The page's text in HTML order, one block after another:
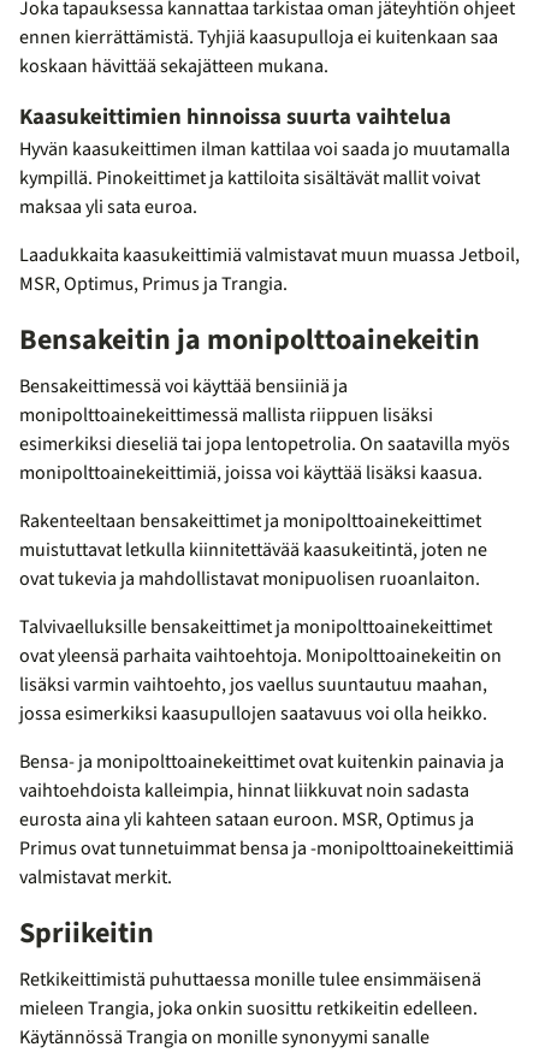
Joka tapauksessa kannattaa tarkistaa oman jäteyhtiön ohjeet
ennen kierrättämistä. Tyhjiä kaasupulloja ei kuitenkaan saa
koskaan hävittää sekajätteen mukana.
Kaasukeittimien hinnoissa suurta vaihtelua
Hyvän kaasukeittimen ilman kattilaa voi saada jo muutamalla
kympillä. Pinokeittimet ja kattiloita sisältävät mallit voivat
maksaa yli sata euroa.
Laadukkaita kaasukeittimiä valmistavat muun muassa Jetboil,
MSR, Optimus, Primus ja Trangia.
Bensakeitin ja monipolttoainekeitin
Bensakeittimessä voi käyttää bensiiniä ja
monipolttoainekeittimessä mallista riippuen lisäksi
esimerkiksi dieseliä tai jopa lentopetrolia. On saatavilla myös
monipolttoainekeittimiä, joissa voi käyttää lisäksi kaasua.
Rakenteeltaan bensakeittimet ja monipolttoainekeittimet
muistuttavat letkulla kiinnitettävää kaasukeitintä, joten ne
ovat tukevia ja mahdollistavat monipuolisen ruoanlaiton.
Talvivaelluksille bensakeittimet ja monipolttoainekeittimet
ovat yleensä parhaita vaihtoehtoja. Monipolttoainekeitin on
lisäksi varmin vaihtoehto, jos vaellus suuntautuu maahan,
jossa esimerkiksi kaasupullojen saatavuus voi olla heikko.
Bensa- ja monipolttoainekeittimet ovat kuitenkin painavia ja
vaihtoehdoista kalleimpia, hinnat liikkuvat noin sadasta
eurosta aina yli kahteen sataan euroon. MSR, Optimus ja
Primus ovat tunnetuimmat bensa ja -monipolttoainekeittimiä
valmistavat merkit.
Spriikeitin
Retkikeittimistä puhuttaessa monille tulee ensimmäisenä
mieleen Trangia, joka onkin suosittu retkikeitin edelleen.
Käytännössä Trangia on monille synonyymi sanalle